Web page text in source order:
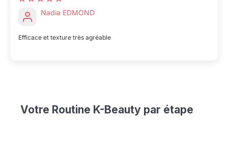
Nadia EDMOND
Efficace et texture très agréable
Votre Routine K-Beauty par étape